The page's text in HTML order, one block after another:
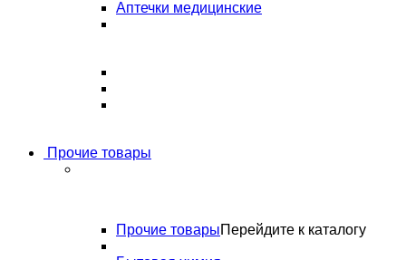
Аптечки медицинские
Прочие товары
Прочие товарыПерейдите к каталогу